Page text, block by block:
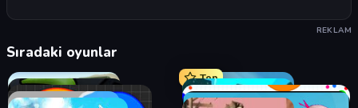
REKLAM
Sıradaki oyunlar
Top